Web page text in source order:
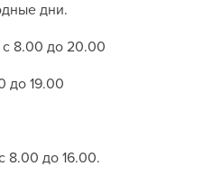
дни.
с 8.00 до 20.00
до 19.00
8.00 до 16.00.